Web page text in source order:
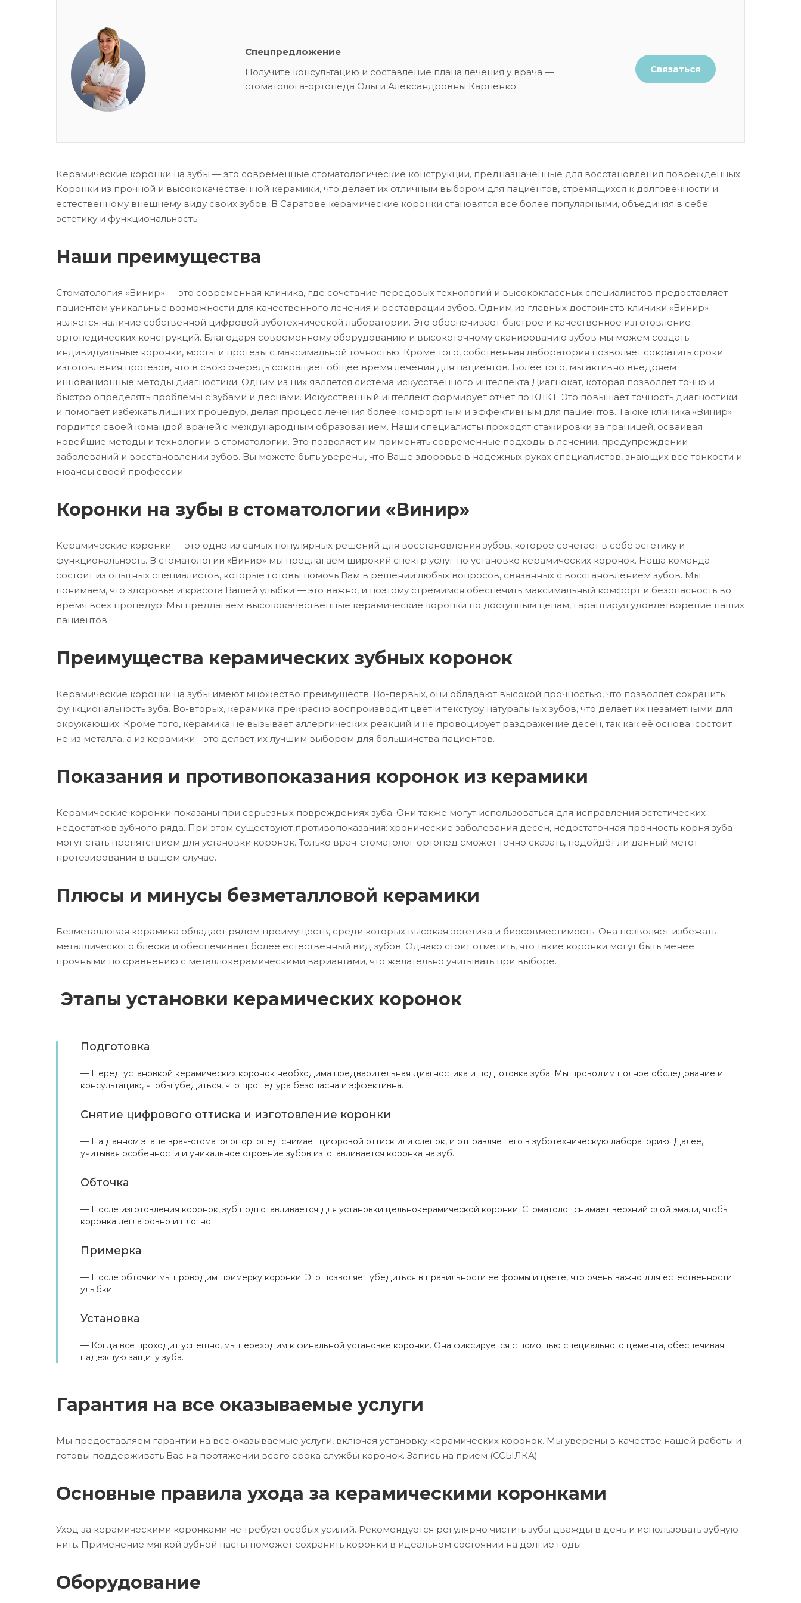
Спецпредложение
Получите консультацию и составление плана лечения у врача —
стоматолога-ортопеда Ольги Александровны Карпенко
Связаться
Керамические коронки на зубы — это современные стоматологические конструкции, предназначенные для восстановления поврежденных.
Коронки из прочной и высококачественной керамики, что делает их отличным выбором для пациентов, стремящихся к долговечности и
естественному внешнему виду своих зубов. В Саратове керамические коронки становятся все более популярными, объединяя в себе
эстетику и функциональность.
Наши преимущества
Стоматология «Винир» — это современная клиника, где сочетание передовых технологий и высококлассных специалистов предоставляет
пациентам уникальные возможности для качественного лечения и реставрации зубов. Одним из главных достоинств клиники «Винир»
является наличие собственной цифровой зуботехнической лаборатории. Это обеспечивает быстрое и качественное изготовление
ортопедических конструкций. Благодаря современному оборудованию и высокоточному сканированию зубов мы можем создать
индивидуальные коронки, мосты и протезы с максимальной точностью. Кроме того, собственная лаборатория позволяет сократить сроки
изготовления протезов, что в свою очередь сокращает общее время лечения для пациентов. Более того, мы активно внедряем
инновационные методы диагностики. Одним из них является система искусственного интеллекта Диагнокат, которая позволяет точно и
быстро определять проблемы с зубами и деснами. Искусственный интеллект формирует отчет по КЛКТ. Это повышает точность диагностики
и помогает избежать лишних процедур, делая процесс лечения более комфортным и эффективным для пациентов. Также клиника «Винир»
гордится своей командой врачей с международным образованием. Наши специалисты проходят стажировки за границей, осваивая
новейшие методы и технологии в стоматологии. Это позволяет им применять современные подходы в лечении, предупреждении
заболеваний и восстановлении зубов. Вы можете быть уверены, что Ваше здоровье в надежных руках специалистов, знающих все тонкости и
нюансы своей профессии.
Коронки на зубы в стоматологии «Винир»
Керамические коронки — это одно из самых популярных решений для восстановления зубов, которое сочетает в себе эстетику и
функциональность. В стоматологии «Винир» мы предлагаем широкий спектр услуг по установке керамических коронок. Наша команда
состоит из опытных специалистов, которые готовы помочь Вам в решении любых вопросов, связанных с восстановлением зубов. Мы
понимаем, что здоровье и красота Вашей улыбки — это важно, и поэтому стремимся обеспечить максимальный комфорт и безопасность во
время всех процедур. Мы предлагаем высококачественные керамические коронки по доступным ценам, гарантируя удовлетворение наших
пациентов.
Преимущества керамических зубных коронок
Керамические коронки на зубы имеют множество преимуществ. Во-первых, они обладают высокой прочностью, что позволяет сохранить
функциональность зуба. Во-вторых, керамика прекрасно воспроизводит цвет и текстуру натуральных зубов, что делает их незаметными для
окружающих. Кроме того, керамика не вызывает аллергических реакций и не провоцирует раздражение десен, так как её основа состоит
не из металла, а из керамики - это делает их лучшим выбором для большинства пациентов.
Показания и противопоказания коронок из керамики
Керамические коронки показаны при серьезных повреждениях зуба. Они также могут использоваться для исправления эстетических
недостатков зубного ряда. При этом существуют противопоказания: хронические заболевания десен, недостаточная прочность корня зуба
могут стать препятствием для установки коронок. Только врач-стоматолог ортопед сможет точно сказать, подойдёт ли данный метот
протезирования в вашем случае.
Плюсы и минусы безметалловой керамики
Безметалловая керамика обладает рядом преимуществ, среди которых высокая эстетика и биосовместимость. Она позволяет избежать
металлического блеска и обеспечивает более естественный вид зубов. Однако стоит отметить, что такие коронки могут быть менее
прочными по сравнению с металлокерамическими вариантами, что желательно учитывать при выборе.
Этапы установки керамических коронок
Подготовка
Перед установкой керамических коронок необходима предварительная диагностика и подготовка зуба. Мы проводим полное обследование и
консультацию, чтобы убедиться, что процедура безопасна и эффективна.
Снятие цифрового оттиска и изготовление коронки
На данном этапе врач-стоматолог ортопед снимает цифровой оттиск или слепок, и отправляет его в зуботехническую лабораторию. Далее,
учитывая особенности и уникальное строение зубов изготавливается коронка на зуб.
Обточка
После изготовления коронок, зуб подготавливается для установки цельнокерамической коронки. Стоматолог снимает верхний слой эмали, чтобы
коронка легла ровно и плотно.
Примерка
После обточки мы проводим примерку коронки. Это позволяет убедиться в правильности ее формы и цвете, что очень важно для естественности
улыбки.
Установка
Когда все проходит успешно, мы переходим к финальной установке коронки. Она фиксируется с помощью специального цемента, обеспечивая
надежную защиту зуба.
Гарантия на все оказываемые услуги
Мы предоставляем гарантии на все оказываемые услуги, включая установку керамических коронок. Мы уверены в качестве нашей работы и
готовы поддерживать Вас на протяжении всего срока службы коронок. Запись на прием (ССЫЛКА)
Основные правила ухода за керамическими коронками
Уход за керамическими коронками не требует особых усилий. Рекомендуется регулярно чистить зубы дважды в день и использовать зубную
нить. Применение мягкой зубной пасты поможет сохранить коронки в идеальном состоянии на долгие годы.
Оборудование